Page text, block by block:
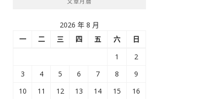
2026 年 8 月
一
二 三 四 五 六
日
1
2
3
4 5 6 7 8
9
10
11 12 13 14 15
16